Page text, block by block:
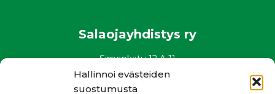
Hallinnoi evästeiden
suostumusta
Salaojayhdistys ry
Simonkatu 12 A 11
00100 Helsinki
puh. 0400 882 136